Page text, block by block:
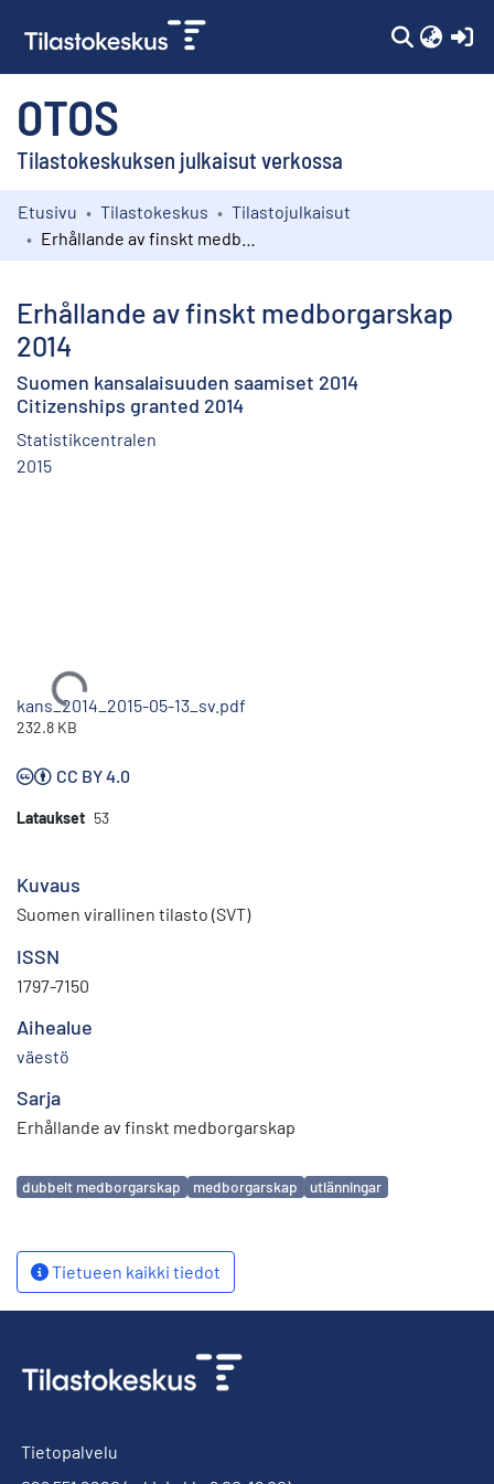
OTOS
Tilastokeskuksen julkaisut verkossa
Kokoelmat
Etusivu Tilastokeskus
Tilastojulkaisut
Erhållande av finskt medborgarskap
2014
Suomen kansalaisuuden saamiset 2014
Citizenships granted 2014
Statistikcentralen
2015
Ladataan...
kans_2014_2015-05-13_sv.pdf
232.8 KB
CC BY 4.0
Lataukset 53
Kuvaus
Suomen virallinen tilasto (SVT)
ISSN
1797-7150
Aihealue
väestö
Sarja
Erhållande av finskt medborgarskap
Avainsanat
dubbelt medborgarskap medborgarskap utlänningar
Tietueen kaikki tiedot
Tietopalvelu